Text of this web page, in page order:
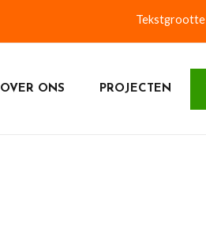
Tekstgrootte
OVER ONS PROJECTEN